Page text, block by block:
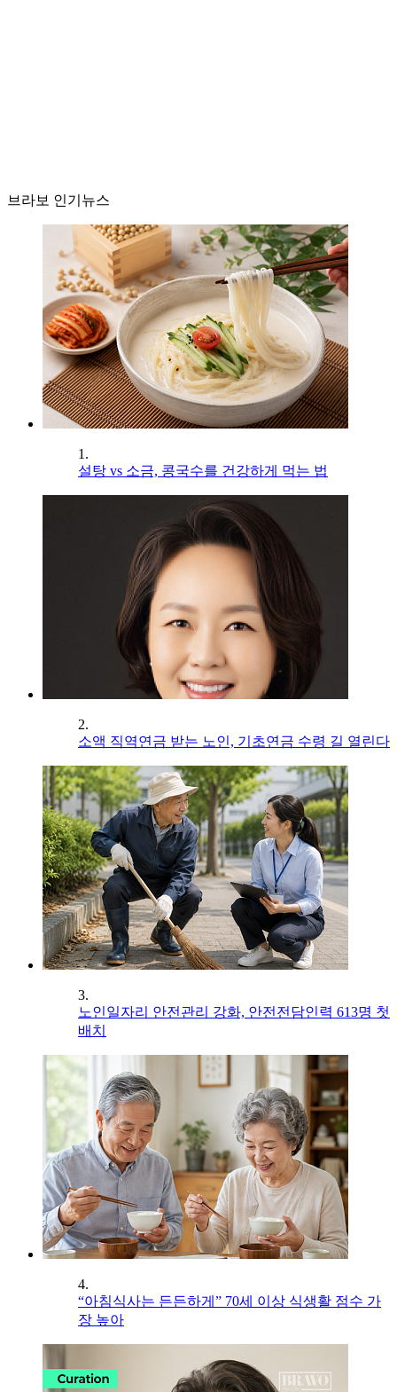
브라보 인기뉴스
1.
설탕 vs 소금, 콩국수를 건강하게 먹는 법
2.
소액 직역연금 받는 노인, 기초연금 수령 길 열린다
3.
노인일자리 안전관리 강화, 안전전담인력 613명 첫
배치
4.
“아침식사는 든든하게” 70세 이상 식생활 점수 가
장 높아